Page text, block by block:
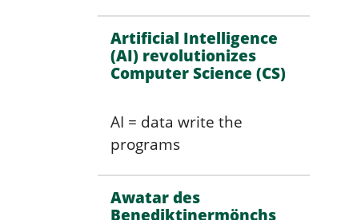
Artificial Intelligence
(AI) revolutionizes
Computer Science (CS)
AI = data write the
programs
Awatar des
Benediktinermönchs